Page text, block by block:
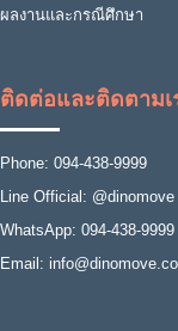
ผลงานและกรณีศึกษา
ติดต่อและติดตามเ
Phone: 094-438-9999
Line Official: @dinomove
WhatsApp: 094-438-9999
Email: